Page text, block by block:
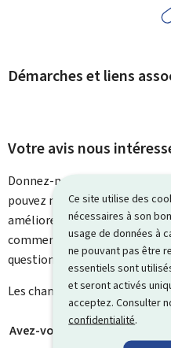
Ce site utilise des
nécessaires à son
usage de données à
ne pouvant pas être
essentiels sont
et seront activés
acceptez. Consulter
confidentialité.
Démarches et liens
Votre avis nous
Donnez-nous votre avis sur le
pouvez nous laisser un
améliorer. Vous ne recevrez
commentaire. Utilisez le
question particulière.
Les champs marqués d’une
Avez-vous trouvé ce que vous